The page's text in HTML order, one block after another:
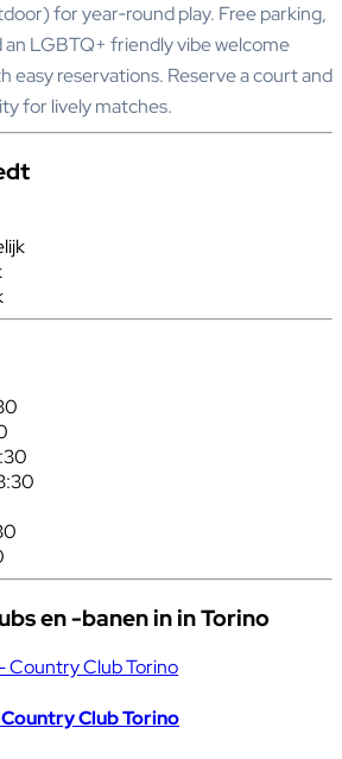
for year‑round play. Free parking,
an LGBTQ+ friendly vibe welcome
easy reservations. Reserve a court and
for lively matches.
en -banen in in Torino
Club Torino